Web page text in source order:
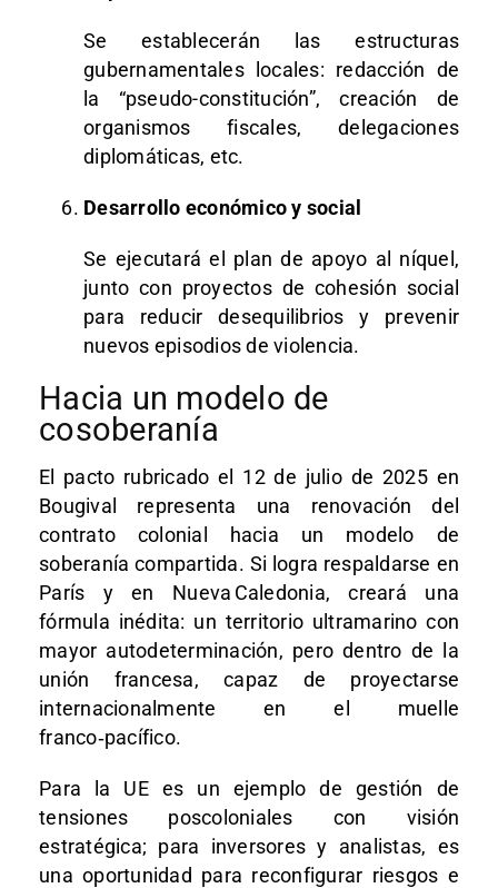
Se establecerán las estructuras
gubernamentales locales: redacción de
la “pseudo-constitución”, creación de
organismos fiscales, delegaciones
diplomáticas, etc.
Desarrollo económico y social
Se ejecutará el plan de apoyo al níquel,
junto con proyectos de cohesión social
para reducir desequilibrios y prevenir
nuevos episodios de violencia.
Hacia un modelo de
cosoberanía
El pacto rubricado el 12 de julio de 2025 en
Bougival representa una renovación del
contrato colonial hacia un modelo de
soberanía compartida. Si logra respaldarse en
París y en Nueva Caledonia, creará una
fórmula inédita: un territorio ultramarino con
mayor autodeterminación, pero dentro de la
unión francesa, capaz de proyectarse
internacionalmente en el muelle
franco‑pacífico.
Para la UE es un ejemplo de gestión de
tensiones poscoloniales con visión
estratégica; para inversores y analistas, es
una oportunidad para reconfigurar riesgos e